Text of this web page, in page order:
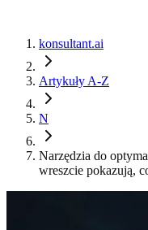
konsultant.ai
Artykuły A-Z
N
Narzędzia do
wreszcie pokazują,